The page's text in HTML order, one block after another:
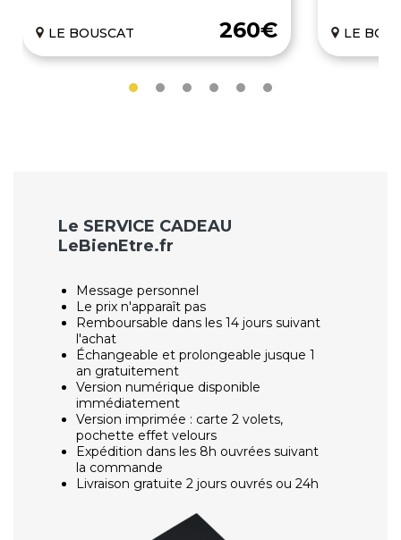
260€
LE BOUSCAT LE
Le SERVICE CADEAU
LeBienEtre.fr
Message personnel
Le prix n'apparaît pas
Remboursable dans les 14 jours suivant
l'achat
Échangeable et prolongeable jusque 1
an gratuitement
Version numérique disponible
immédiatement
Version imprimée : carte 2 volets,
pochette effet velours
Expédition dans les 8h ouvrées suivant
la commande
Livraison gratuite 2 jours ouvrés ou 24h